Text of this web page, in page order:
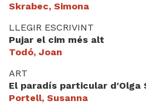
Skrabec, Simona
LLEGIR ESCRIVINT
Pujar el cim més alt
Todó, Joan
ART
El paradís particular d'Olga
Portell, Susanna